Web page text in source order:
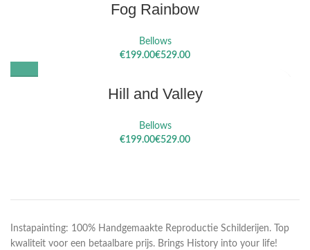
Fog Rainbow
Bellows
€
€
Hill and Valley
Bellows
€
€
Instapainting: 100% Handgemaakte Reproductie Schilderijen. Top
kwaliteit voor een betaalbare prijs. Brings History into your life!